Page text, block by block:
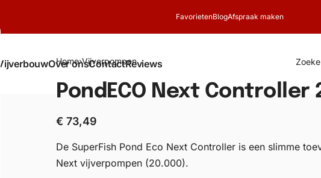
FavorietenBlogAfspraak maken
VijverbouwOver onsContactReviews
Home›Vijverpompen
PondECO Next Controller
€ 73,49
De SuperFish Pond Eco Next Controller is een slimme
Next vijverpompen (20.000).